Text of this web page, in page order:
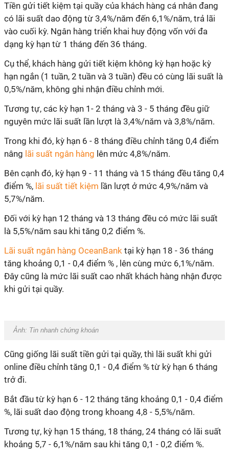
Tiền gửi tiết kiệm tại quầy của khách hàng cá nhân đang
có lãi suất dao động từ 3,4%/năm đến 6,1%/năm, trả lãi
vào cuối kỳ. Ngân hàng triển khai huy động vốn với đa
dạng kỳ hạn từ 1 tháng đến 36 tháng.
Cụ thể, khách hàng gửi tiết kiệm không kỳ hạn hoặc kỳ
hạn ngắn (1 tuần, 2 tuần và 3 tuần) đều có cùng lãi suất là
0,5%/năm, không ghi nhận điều chỉnh mới.
Tương tự, các kỳ hạn 1- 2 tháng và 3 - 5 tháng đều giữ
nguyên mức lãi suất lần lượt là 3,4%/năm và 3,8%/năm.
Trong khi đó, kỳ hạn 6 - 8 tháng điều chỉnh tăng 0,4 điểm
nâng lãi suất ngân hàng lên mức 4,8%/năm.
Bên cạnh đó, kỳ hạn 9 - 11 tháng và 15 tháng đều tăng 0,4
điểm %, lãi suất tiết kiệm lần lượt ở mức 4,9%/năm và
5,7%/năm.
Đối với kỳ hạn 12 tháng và 13 tháng đều có mức lãi suất
là 5,5%/năm sau khi tăng 0,2 điểm %.
Lãi suất ngân hàng OceanBank tại kỳ hạn 18 - 36 tháng
tăng khoảng 0,1 - 0,4 điểm % , lên cùng mức 6,1%/năm.
Đây cũng là mức lãi suất cao nhất khách hàng nhận được
khi gửi tại quầy.
Ảnh: Tin nhanh chứng khoán
Cũng giống lãi suất tiền gửi tại quầy, thì lãi suất khi gửi
online điều chỉnh tăng 0,1 - 0,4 điểm % từ kỳ hạn 6 tháng
trở đi.
Bắt đầu từ kỳ hạn 6 - 12 tháng tăng khoảng 0,1 - 0,4 điểm
%, lãi suất dao động trong khoang 4,8 - 5,5%/năm.
Tương tự, kỳ hạn 15 tháng, 18 tháng, 24 tháng có lãi suất
khoảng 5,7 - 6,1%/năm sau khi tăng 0,1 - 0,2 điểm %.